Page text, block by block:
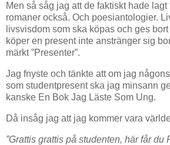
Men så såg jag att de faktiskt hade
romaner också. Och poesiantologier.
livsvisdom som ska köpas och ges
köper en present inte anstränger sig
märkt ”Presenter”.
Jag fnyste och tänkte att om jag
som studentpresent ska jag minsann
kanske En Bok Jag Läste Som Ung.
Då insåg jag att jag kommer vara
”Grattis grattis på studenten, här får du